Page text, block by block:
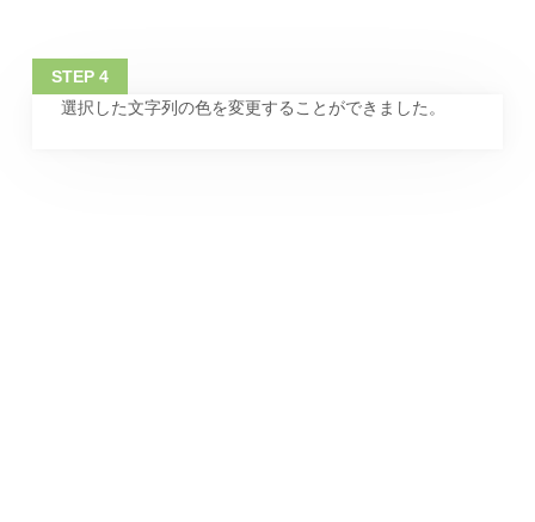
選択した文字列の色を変更することができました。